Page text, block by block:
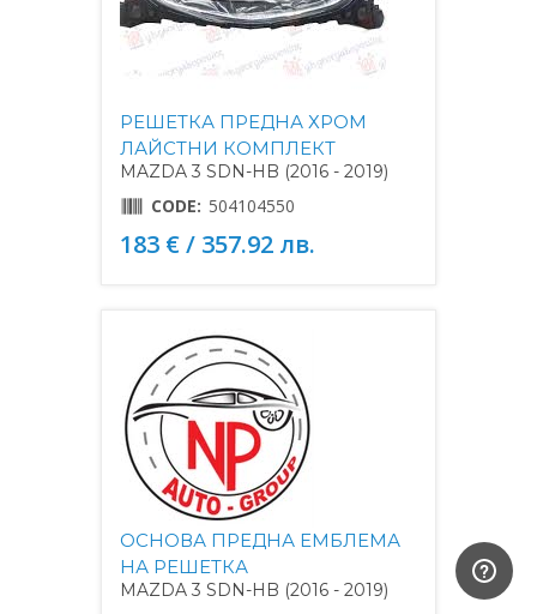
РЕШЕТКА ПРЕДНА ХРОМ
ЛАЙСТНИ КОМПЛЕКТ
MAZDA 3 SDN-HB (2016 - 2019)
CODE: 504104550
183 € / 357.92 лв.
ОСНОВА ПРЕДНА ЕМБЛЕМА
НА РЕШЕТКА
MAZDA 3 SDN-HB (2016 - 2019)